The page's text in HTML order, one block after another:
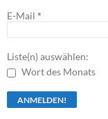
E-Mail *
Liste(n) auswählen:
Wort des Monats